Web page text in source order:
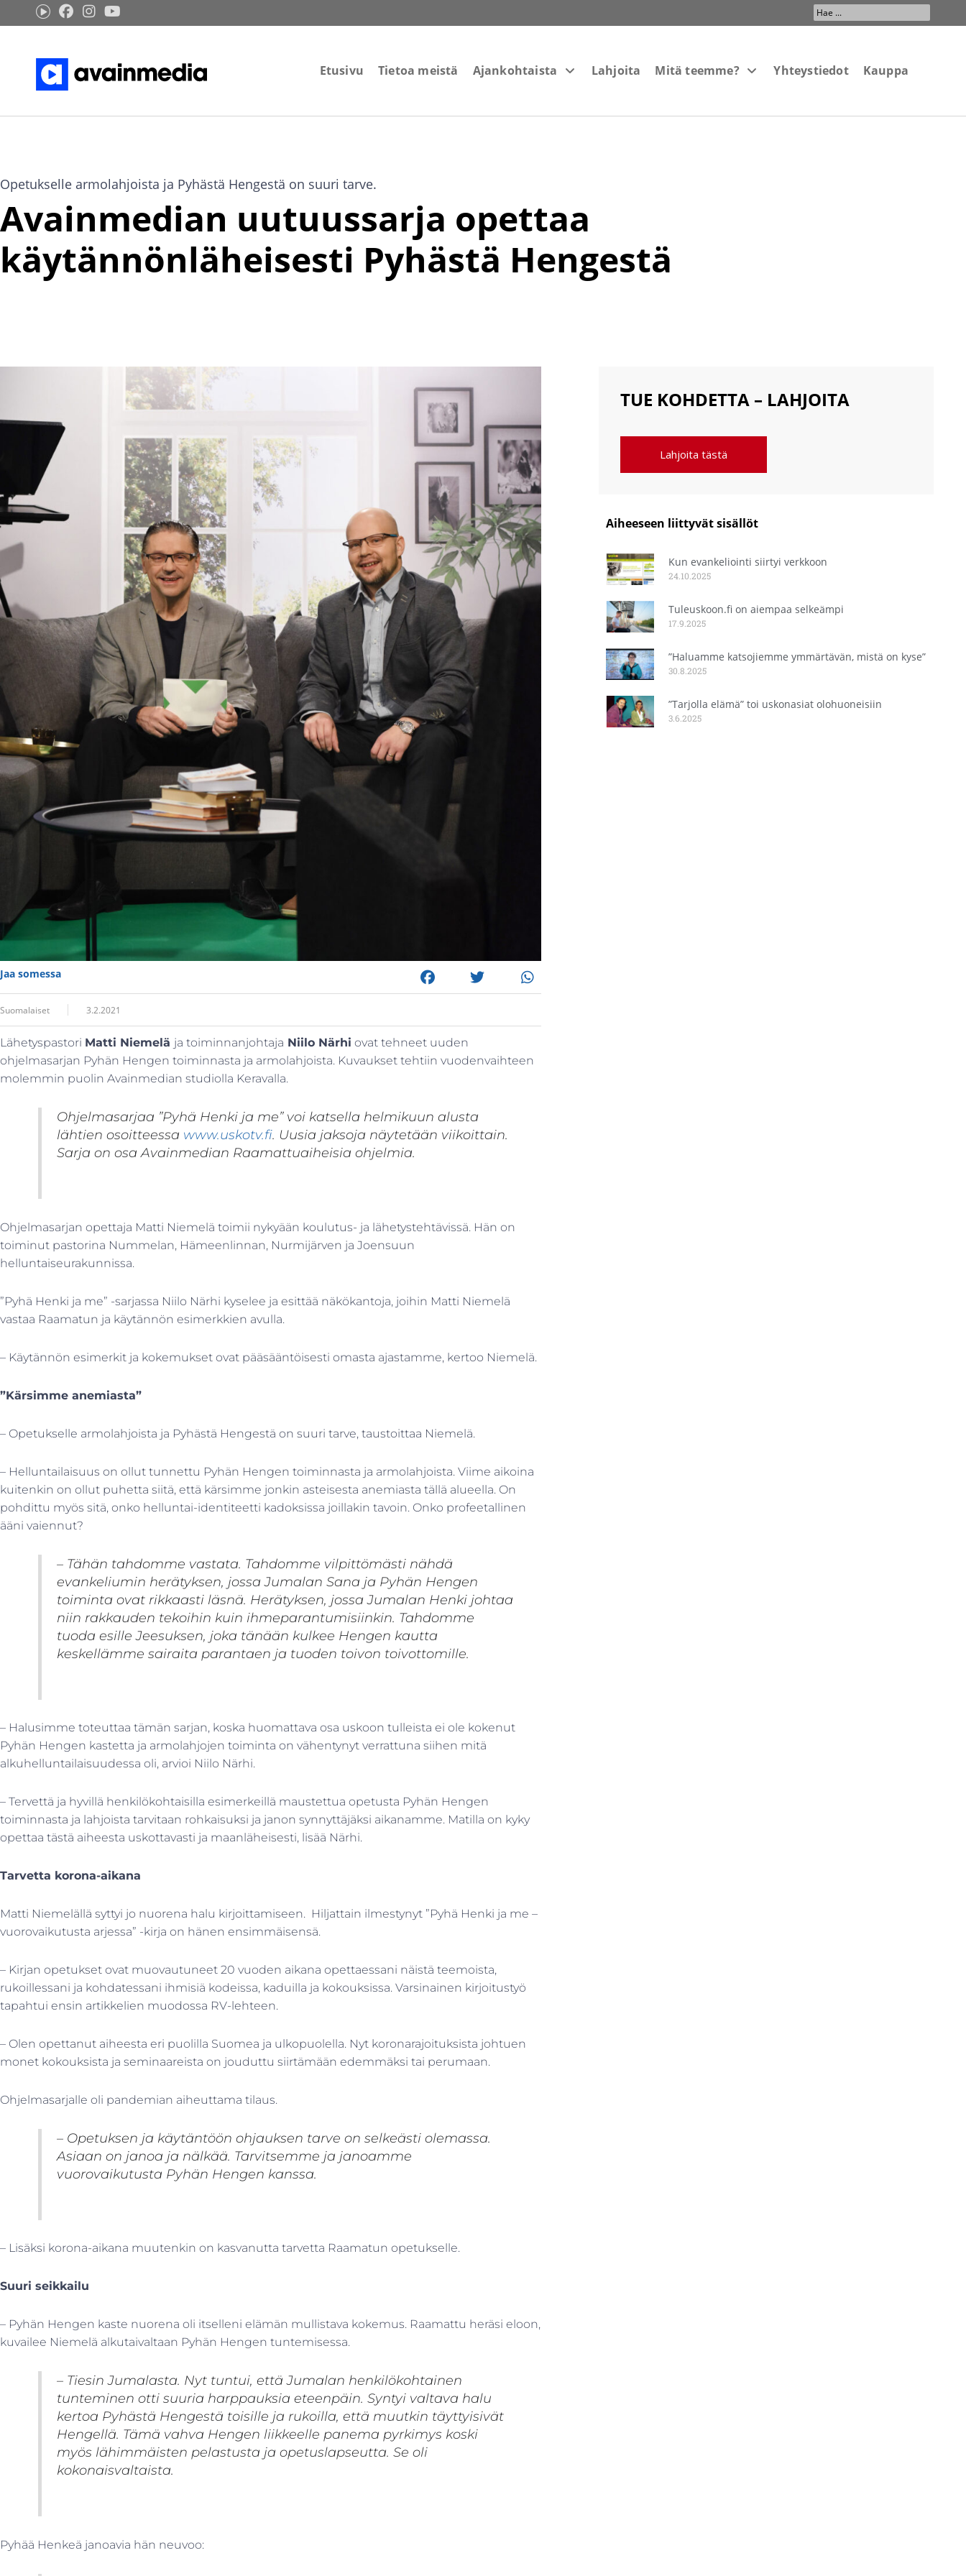
sisältöön
Search
...
Etusivu Tietoa meistä Ajankohtaista Lahjoita Mitä teemme? Yhteystiedot Kauppa
Opetukselle armolahjoista ja Pyhästä Hengestä on suuri tarve.
Avainmedian uutuussarja opettaa
käytännönläheisesti Pyhästä Hengestä
Jaa somessa
Suomalaiset 3.2.2021
Lähetyspastori Matti Niemelä ja toiminnanjohtaja Niilo Närhi ovat tehneet uuden
ohjelmasarjan Pyhän Hengen toiminnasta ja armolahjoista. Kuvaukset tehtiin vuodenvaihteen
molemmin puolin Avainmedian studiolla Keravalla.
Ohjelmasarjaa ”Pyhä Henki ja me” voi katsella helmikuun alusta
lähtien osoitteessa www.uskotv.fi. Uusia jaksoja näytetään viikoittain.
Sarja on osa Avainmedian Raamattuaiheisia ohjelmia.
Ohjelmasarjan opettaja Matti Niemelä toimii nykyään koulutus- ja lähetystehtävissä. Hän on
toiminut pastorina Nummelan, Hämeenlinnan, Nurmijärven ja Joensuun
helluntaiseurakunnissa.
”Pyhä Henki ja me” -sarjassa Niilo Närhi kyselee ja esittää näkökantoja, joihin Matti Niemelä
vastaa Raamatun ja käytännön esimerkkien avulla.
– Käytännön esimerkit ja kokemukset ovat pääsääntöisesti omasta ajastamme, kertoo Niemelä.
”Kärsimme anemiasta”
– Opetukselle armolahjoista ja Pyhästä Hengestä on suuri tarve, taustoittaa Niemelä.
– Helluntailaisuus on ollut tunnettu Pyhän Hengen toiminnasta ja armolahjoista. Viime aikoina
kuitenkin on ollut puhetta siitä, että kärsimme jonkin asteisesta anemiasta tällä alueella. On
pohdittu myös sitä, onko helluntai-identiteetti kadoksissa joillakin tavoin. Onko profeetallinen
ääni vaiennut?
– Tähän tahdomme vastata. Tahdomme vilpittömästi nähdä
evankeliumin herätyksen, jossa Jumalan Sana ja Pyhän Hengen
toiminta ovat rikkaasti läsnä. Herätyksen, jossa Jumalan Henki johtaa
niin rakkauden tekoihin kuin ihmeparantumisiinkin. Tahdomme
tuoda esille Jeesuksen, joka tänään kulkee Hengen kautta
keskellämme sairaita parantaen ja tuoden toivon toivottomille.
– Halusimme toteuttaa tämän sarjan, koska huomattava osa uskoon tulleista ei ole kokenut
Pyhän Hengen kastetta ja armolahjojen toiminta on vähentynyt verrattuna siihen mitä
alkuhelluntailaisuudessa oli, arvioi Niilo Närhi.
– Tervettä ja hyvillä henkilökohtaisilla esimerkeillä maustettua opetusta Pyhän Hengen
toiminnasta ja lahjoista tarvitaan rohkaisuksi ja janon synnyttäjäksi aikanamme. Matilla on kyky
opettaa tästä aiheesta uskottavasti ja maanläheisesti, lisää Närhi.
Tarvetta korona-aikana
Matti Niemelällä syttyi jo nuorena halu kirjoittamiseen. Hiljattain ilmestynyt ”Pyhä Henki ja me –
vuorovaikutusta arjessa” -kirja on hänen ensimmäisensä.
– Kirjan opetukset ovat muovautuneet 20 vuoden aikana opettaessani näistä teemoista,
rukoillessani ja kohdatessani ihmisiä kodeissa, kaduilla ja kokouksissa. Varsinainen kirjoitustyö
tapahtui ensin artikkelien muodossa RV-lehteen.
– Olen opettanut aiheesta eri puolilla Suomea ja ulkopuolella. Nyt koronarajoituksista johtuen
monet kokouksista ja seminaareista on jouduttu siirtämään edemmäksi tai perumaan.
Ohjelmasarjalle oli pandemian aiheuttama tilaus.
– Opetuksen ja käytäntöön ohjauksen tarve on selkeästi olemassa.
Asiaan on janoa ja nälkää. Tarvitsemme ja janoamme
vuorovaikutusta Pyhän Hengen kanssa.
– Lisäksi korona-aikana muutenkin on kasvanutta tarvetta Raamatun opetukselle.
Suuri seikkailu
– Pyhän Hengen kaste nuorena oli itselleni elämän mullistava kokemus. Raamattu heräsi eloon,
kuvailee Niemelä alkutaivaltaan Pyhän Hengen tuntemisessa.
– Tiesin Jumalasta. Nyt tuntui, että Jumalan henkilökohtainen
tunteminen otti suuria harppauksia eteenpäin. Syntyi valtava halu
kertoa Pyhästä Hengestä toisille ja rukoilla, että muutkin täyttyisivät
Hengellä. Tämä vahva Hengen liikkeelle panema pyrkimys koski
myös lähimmäisten pelastusta ja opetuslapseutta. Se oli
kokonaisvaltaista.
Pyhää Henkeä janoavia hän neuvoo:
TUE KOHDETTA – LAHJOITA
Lahjoita tästä
Aiheeseen liittyvät sisällöt
Kun evankeliointi siirtyi verkkoon
24.10.2025
Tuleuskoon.fi on aiempaa selkeämpi
17.9.2025
”Haluamme katsojiemme ymmärtävän, mistä on kyse”
30.8.2025
”Tarjolla elämä” toi uskonasiat olohuoneisiin
3.6.2025